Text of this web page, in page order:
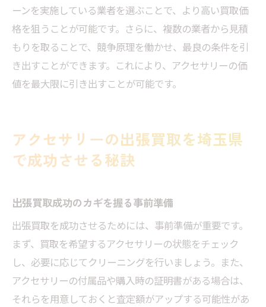
ーンを実施している業者を選ぶことで、より高い買取価
格を狙うことが可能です。さらに、複数の業者から見積
もりを取ることで、競争原理を働かせ、最良の条件を引
き出すことができます。これにより、アクセサリーの価
値を最大限に引き出すことが可能です。
アクセサリーの出張買取を埼玉県
で成功させる秘訣
出張買取成功のカギを握る事前準備
出張買取を成功させるためには、事前準備が重要です。
まず、買取を希望するアクセサリーの状態をチェック
し、必要に応じてクリーニングを行いましょう。また、
アクセサリーの付属品や購入時の証明書がある場合は、
それらを用意しておくと査定額がアップする可能性があ